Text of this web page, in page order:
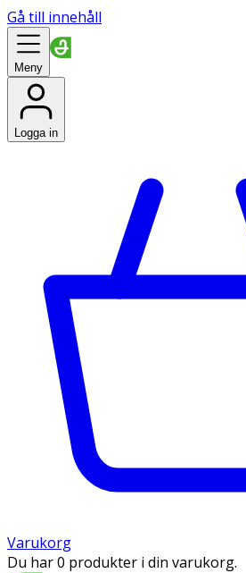
Gå till innehåll
Meny
Logga in
Varukorg
Du har 0 produkter i din varukorg.